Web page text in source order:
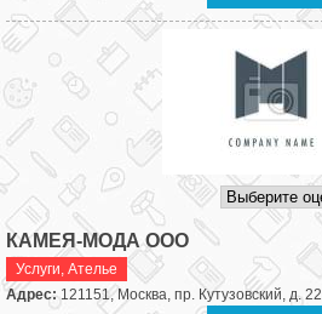
КАМЕЯ-МОДА ООО
Услуги, Ателье
Адрес: 121151, Москва, пр. Кутузовский, д. 22